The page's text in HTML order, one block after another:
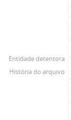
Entidade detentora
História do arquivo